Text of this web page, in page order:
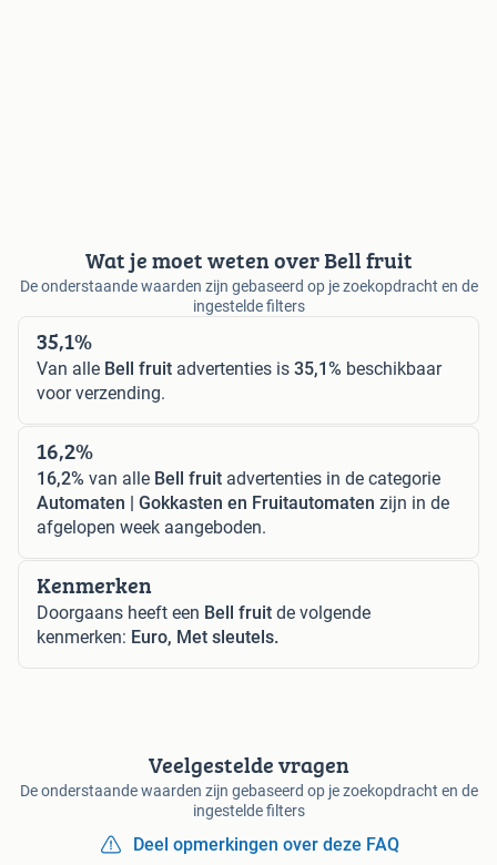
Wat je moet weten over Bell fruit
De onderstaande waarden zijn gebaseerd op je zoekopdracht en de
ingestelde filters
35,1%
Van alle Bell fruit advertenties is 35,1% beschikbaar
voor verzending.
16,2%
16,2% van alle Bell fruit advertenties in de categorie
Automaten | Gokkasten en Fruitautomaten zijn in de
afgelopen week aangeboden.
Kenmerken
Doorgaans heeft een Bell fruit de volgende
kenmerken: Euro, Met sleutels.
Veelgestelde vragen
De onderstaande waarden zijn gebaseerd op je zoekopdracht en de
ingestelde filters
Deel opmerkingen over deze FAQ